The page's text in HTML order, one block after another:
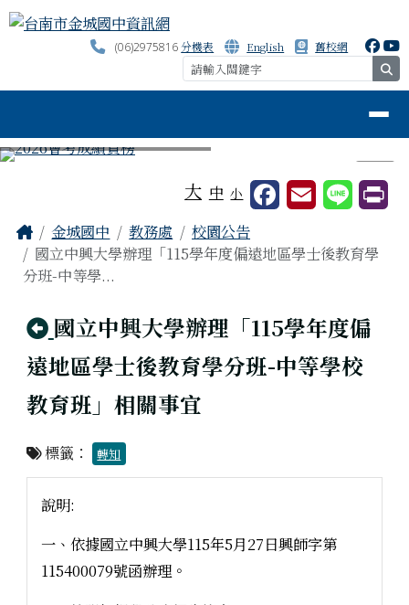
跳至主內容區
台南市金城國中資訊網
(06)2975816分機表 English 舊校網
⏸
大 中 小
主內容區域
Home
金城國中 教務處
校園公告
國立中興大學辦理「115學年度偏遠地區學士後教育學
分班-中等學...
回上頁
國立中興大學辦理「115學年度偏
遠地區學士後教育學分班-中等學校
教育班」相關事宜
標籤： 轉知
說明:
一、依據國立中興大學115年5月27日興師字第
115400079號函辦理。
頁尾區域